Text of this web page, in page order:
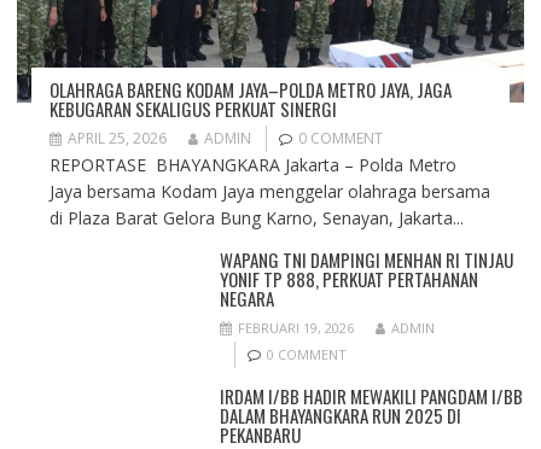
OLAHRAGA BARENG KODAM JAYA–POLDA METRO JAYA, JAGA
KEBUGARAN SEKALIGUS PERKUAT SINERGI
APRIL 25, 2026 ADMIN 0 COMMENT
REPORTASE BHAYANGKARA Jakarta – Polda Metro
Jaya bersama Kodam Jaya menggelar olahraga bersama
di Plaza Barat Gelora Bung Karno, Senayan, Jakarta...
WAPANG TNI DAMPINGI MENHAN RI TINJAU
YONIF TP 888, PERKUAT PERTAHANAN
NEGARA
FEBRUARI 19, 2026
ADMIN
0 COMMENT
IRDAM I/BB HADIR MEWAKILI PANGDAM I/BB
DALAM BHAYANGKARA RUN 2025 DI
PEKANBARU